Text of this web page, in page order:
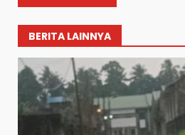
BERITA LAINNYA